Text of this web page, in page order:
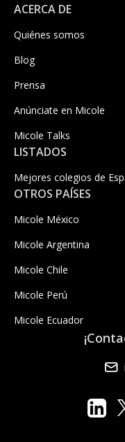
ACERCA DE
Quiénes somos
Blog
Prensa
Anúnciate en Micole
Micole Talks
LISTADOS
Mejores colegios de
OTROS PAÍSES
Micole México
Micole Argentina
Micole Chile
Micole Perú
Micole Ecuador